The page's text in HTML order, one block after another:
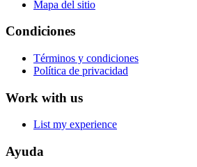
Mapa del sitio
Condiciones
Términos y condiciones
Política de privacidad
Work with us
List my experience
Ayuda